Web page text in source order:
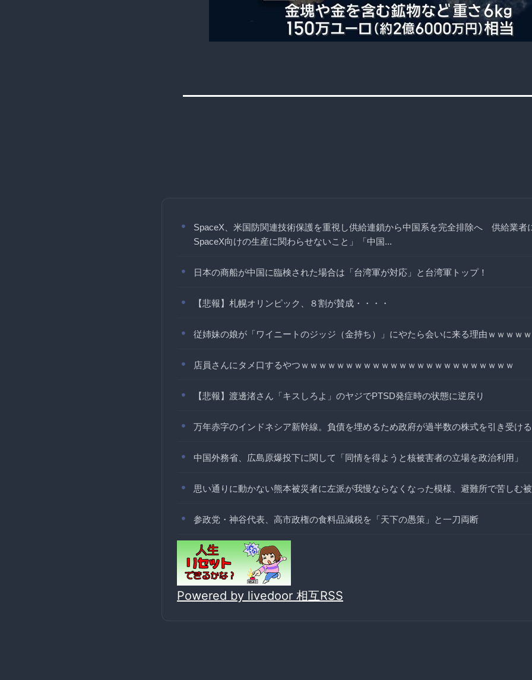
SpaceX、米国防関連技術保護を重視し供給連鎖から中国系を完全排除へ 供給業者
SpaceX向けの生産に関わらせないこと」「中国...
日本の商船が中国に臨検された場合は「台湾軍が対応」と台湾軍トップ！
【悲報】札幌オリンピック、８割が賛成・・・・
従姉妹の娘が「ワイニートのジッジ（金持ち）」にやたら会いに来る理由ｗｗｗｗｗ
店員さんにタメ口するやつｗｗｗｗｗｗｗｗｗｗｗｗｗｗｗｗｗｗｗｗｗｗｗｗ
【悲報】渡邊渚さん「キスしろよ」のヤジでPTSD発症時の状態に逆戻り
万年赤字のインドネシア新幹線。負債を埋めるため政府が過半数の株式を引き受ける
中国外務省、広島原爆投下に関して「同情を得ようと核被害者の立場を政治利用」
思い通りに動かない熊本被災者に左派が我慢ならなくなった模様、避難所で苦しむ
参政党・神谷代表、高市政権の食料品減税を「天下の愚策」と一刀両断
Powered by livedoor 相互RSS